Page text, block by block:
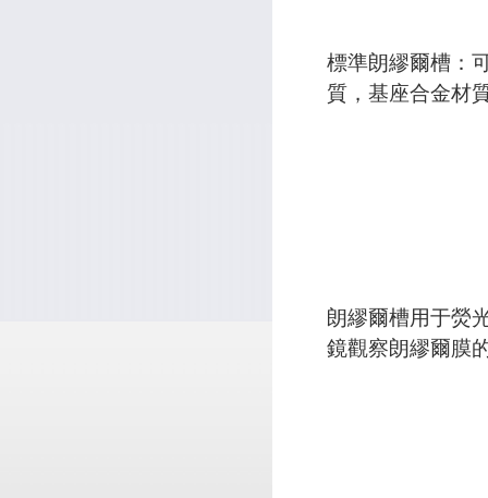
標準朗繆爾槽：
質，基座合金材
朗繆爾槽用于熒
鏡觀察朗繆爾膜